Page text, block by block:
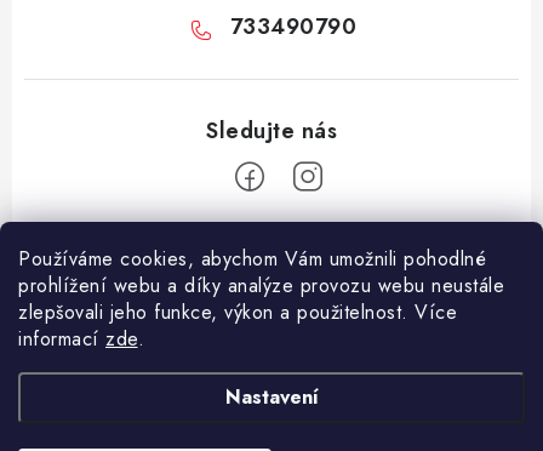
Používáme cookies, abychom Vám umožnili pohodlné
prohlížení webu a díky analýze provozu webu neustále
zlepšovali jeho funkce, výkon a použitelnost. Více
informací zde.
Nastavení
733490790
Z
Facebook